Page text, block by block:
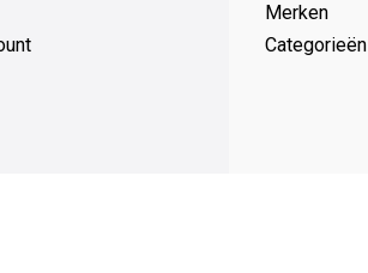
Merken
Categorieën